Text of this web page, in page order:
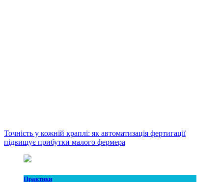
Точність у кожній краплі: як автоматизація фертигації
підвищує прибутки малого фермера
Практики